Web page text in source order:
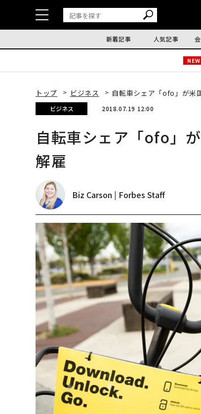
新着記事 人気記事
トップ ビジネス 自転車シェア「ofo」が米
ビジネス 2018.07.19 12:00
自転車シェア「ofo」
解雇
Biz Carson | Forbes Staff